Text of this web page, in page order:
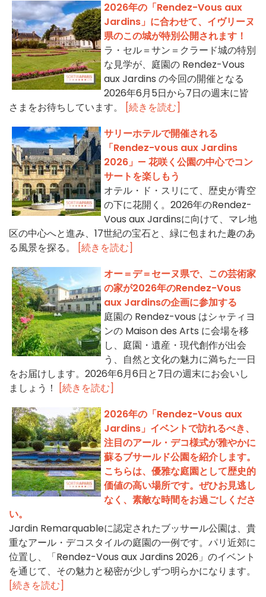
2026年の「Rendez-Vous aux
Jardins」に合わせて、イヴリーヌ
県のこの城が特別公開されます！
ラ・セル＝サン＝クラード城の特別
な見学が、庭園の Rendez-Vous
aux Jardins の今回の開催となる
2026年6月5日から7日の週末に皆
さまをお待ちしています。
[続きを読む]
サリーホテルで開催される
「Rendez-vous aux Jardins
2026」— 花咲く公園の中心でコン
サートを楽しもう
オテル・ド・スリにて、歴史が青空
の下に花開く。2026年のRendez-
Vous aux Jardinsに向けて、マレ地
区の中心へと進み、17世紀の宝石と、緑に包まれた趣のあ
る風景を探る。
[続きを読む]
オー＝デ＝セーヌ県で、この芸術家
の家が2026年のRendez-Vous
aux Jardinsの企画に参加する
庭園の Rendez-vous はシャティヨ
ンの Maison des Arts に会場を移
し、庭園・遺産・現代創作が出会
う、自然と文化の魅力に満ちた一日
をお届けします。2026年6月6日と7日の週末にお会いし
ましょう！
[続きを読む]
2026年の「Rendez-Vous aux
Jardins」イベントで訪れるべき、
注目のアール・デコ様式が雅やかに
蘇るブサールド公園を紹介します。
こちらは、優雅な庭園として歴史的
価値の高い場所です。ぜひお見逃し
なく、素敵な時間をお過ごしくださ
い。
Jardin Remarquableに認定されたブッサール公園は、貴
重なアール・デコスタイルの庭園の一例です。パリ近郊に
位置し、「Rendez-Vous aux Jardins 2026」のイベント
を通じて、その魅力と秘密が少しずつ明らかになります。
[続きを読む]